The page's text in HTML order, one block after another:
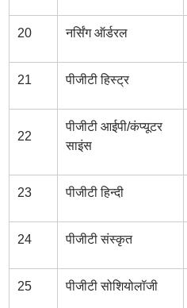
20 नर्सिंग ऑर्डरल
21 पीजीटी हिस्ट्र
22
पीजीटी आईपी/कंप्यूटर
साइंस
23 पीजीटी हिन्दी
24 पीजीटी संस्कृत
25 पीजीटी सोशियोलॉजी